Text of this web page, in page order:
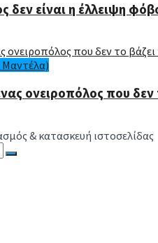
δεν είναι η έλλειψη
ονειροπόλος που
& κατασκευή ιστοσελίδας